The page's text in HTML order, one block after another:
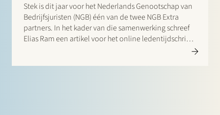
Stek is dit jaar voor het Nederlands Genootschap van
Bedrijfsjuristen (NGB) één van de twee NGB Extra
partners. In het kader van die samenwerking schreef
Elias Ram een artikel voor het online ledentijdschrift